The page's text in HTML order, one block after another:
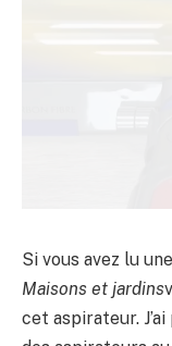
Si vous avez lu
Maisons et jardins
cet aspirateur.